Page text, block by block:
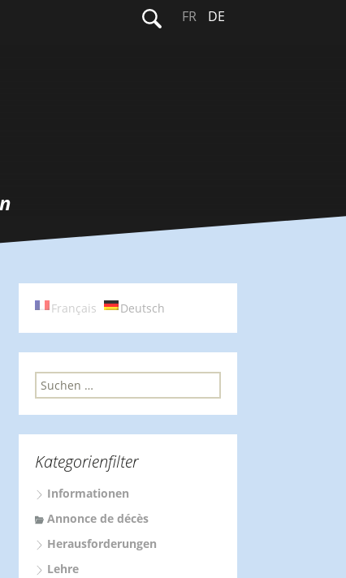
Suchen
nach:
FR DE
Français Deutsch
S
u
n
a
c
:
Kategorienfilter
Informationen
Annonce de décès
Herausforderungen
Lehre